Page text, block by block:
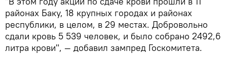
районах Баку, 18 крупных городах и районах
республики, в целом, в 29 местах. Добровольно
сдали кровь 5 539 человек, и было собрано 2492,6
литра крови", — добавил зампред Госкомитета.